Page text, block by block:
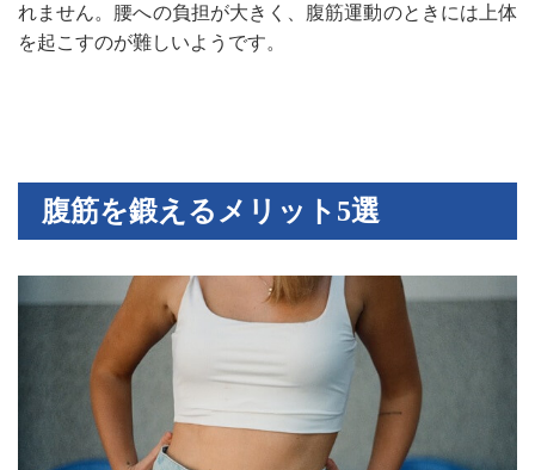
れません。腰への負担が大きく、腹筋運動のときには上体
を起こすのが難しいようです。
腹筋を鍛えるメリット5選